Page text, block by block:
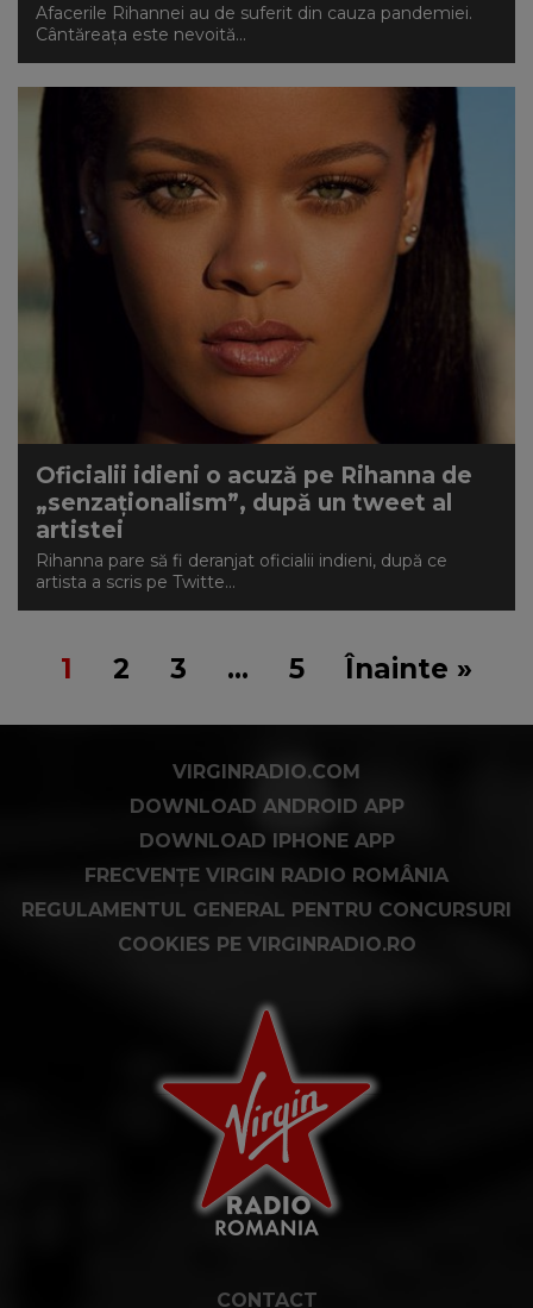
Afacerile Rihannei au de suferit din cauza pandemiei.
Cântăreața este nevoită...
Oficialii idieni o acuză pe Rihanna de
„senzaționalism”, după un tweet al
artistei
Rihanna pare să fi deranjat oficialii indieni, după ce
artista a scris pe Twitte...
1 2 3 … 5 Înainte »
VIRGINRADIO.COM
DOWNLOAD ANDROID APP
DOWNLOAD IPHONE APP
FRECVENȚE VIRGIN RADIO ROMÂNIA
REGULAMENTUL GENERAL PENTRU CONCURSURI
COOKIES PE VIRGINRADIO.RO
CONTACT